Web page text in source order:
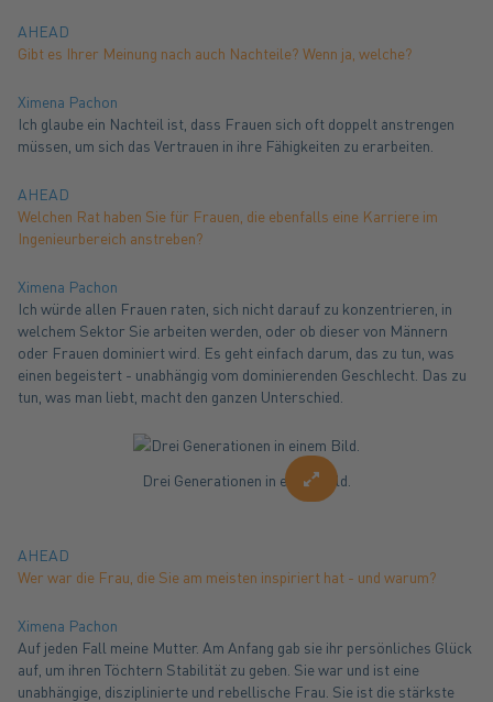
AHEAD
Gibt es Ihrer Meinung nach auch Nachteile? Wenn ja, welche?
Ximena Pachon
Ich glaube ein Nachteil ist, dass Frauen sich oft doppelt anstrengen
müssen, um sich das Vertrauen in ihre Fähigkeiten zu erarbeiten.
AHEAD
Welchen Rat haben Sie für Frauen, die ebenfalls eine Karriere im
Ingenieurbereich anstreben?
Ximena Pachon
Ich würde allen Frauen raten, sich nicht darauf zu konzentrieren, in
welchem Sektor Sie arbeiten werden, oder ob dieser von Männern
oder Frauen dominiert wird. Es geht einfach darum, das zu tun, was
einen begeistert - unabhängig vom dominierenden Geschlecht. Das zu
tun, was man liebt, macht den ganzen Unterschied.
Drei Generationen in einem Bild.
enlarge
AHEAD
Wer war die Frau, die Sie am meisten inspiriert hat - und warum?
Ximena Pachon
Auf jeden Fall meine Mutter. Am Anfang gab sie ihr persönliches Glück
auf, um ihren Töchtern Stabilität zu geben. Sie war und ist eine
unabhängige, disziplinierte und rebellische Frau. Sie ist die stärkste